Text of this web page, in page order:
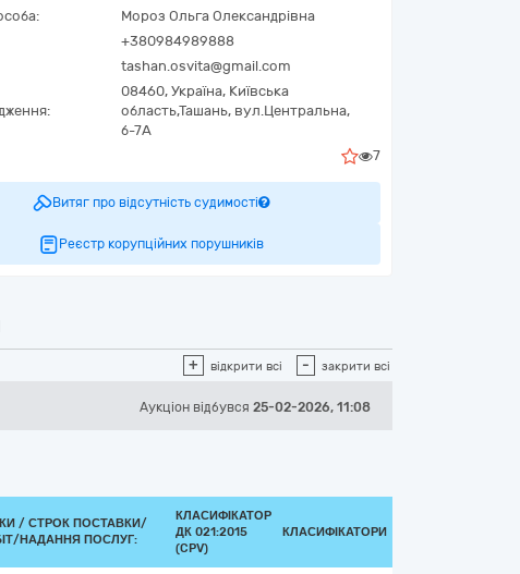
Мороз Ольга Олександрівна
+380984989888
tashan.osvita@gmail.com
08460, Україна, Київська
область,Ташань, вул.Центральна,
б-7А
7
Витяг про відсутність судимості
Реєстр корупційних порушників
+ відкрити всі - закрити всі
Аукціон відбувся 25-02-2026, 11:08
/ СТРОК ПОСТАВКИ/
НАДАННЯ ПОСЛУГ:
КЛАСИФІКАТОР
ДК 021:2015
(CPV)
КЛАСИФІКАТОРИ